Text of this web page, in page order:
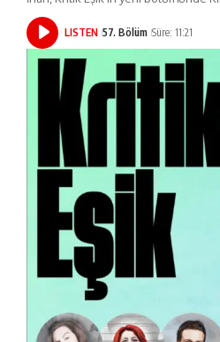
LISTEN 57. Bölüm Süre: 11:21